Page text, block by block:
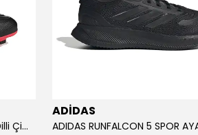
ADİDAS PREDATOR CLUB Katlanır Dilli Çim Saha/Çoklu Zemin Kramponu JR3330
ADİDAS